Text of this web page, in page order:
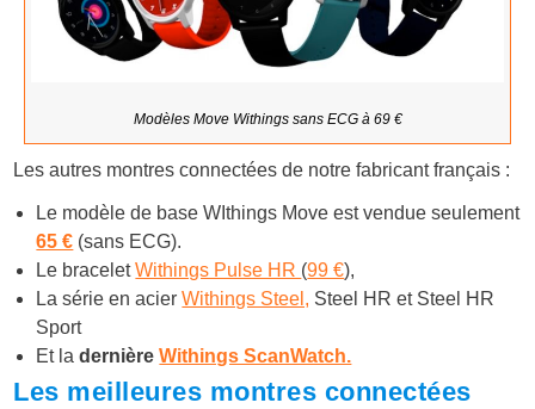
Modèles Move Withings sans ECG à 69 €
Les autres montres connectées de notre fabricant français :
Le modèle de base WIthings Move est vendue seulement
65 € (sans ECG).
Le braceletWithings Pulse HR (99 €),
La série en acierWithings Steel, Steel HR et Steel HR
Sport
Et ladernièreWithings ScanWatch.
Les meilleures montres connectées